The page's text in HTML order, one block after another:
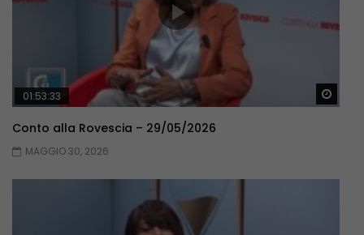
01:53:33
Conto alla Rovescia – 29/05/2026
MAGGIO 30, 2026